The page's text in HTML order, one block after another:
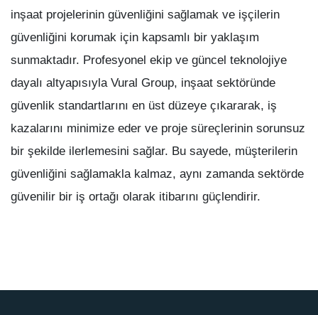
inşaat projelerinin güvenliğini sağlamak ve işçilerin
güvenliğini korumak için kapsamlı bir yaklaşım
sunmaktadır. Profesyonel ekip ve güncel teknolojiye
dayalı altyapısıyla Vural Group, inşaat sektöründe
güvenlik standartlarını en üst düzeye çıkararak, iş
kazalarını minimize eder ve proje süreçlerinin sorunsuz
bir şekilde ilerlemesini sağlar. Bu sayede, müşterilerin
güvenliğini sağlamakla kalmaz, aynı zamanda sektörde
güvenilir bir iş ortağı olarak itibarını güçlendirir.